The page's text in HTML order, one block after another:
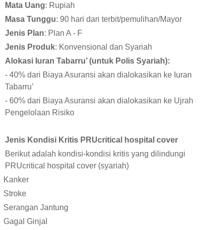
Mata Uang: Rupiah
Masa Tunggu: 90 hari dari terbit/pemulihan/Mayor
Jenis Plan: Plan A - F
Jenis Produk: Konvensional dan Syariah
Alokasi Iuran Tabarru’ (untuk Polis Syariah):
- 40% dari Biaya Asuransi akan dialokasikan ke Iuran
Tabarru’
- 60% dari Biaya Asuransi akan dialokasikan ke Ujrah
Pengelolaan Risiko
Jenis Kondisi Kritis PRUcritical hospital cover
Berikut adalah kondisi-kondisi kritis yang dilindungi
PRUcritical hospital cover (syariah)
Kanker
Stroke
Serangan Jantung
Gagal Ginjal